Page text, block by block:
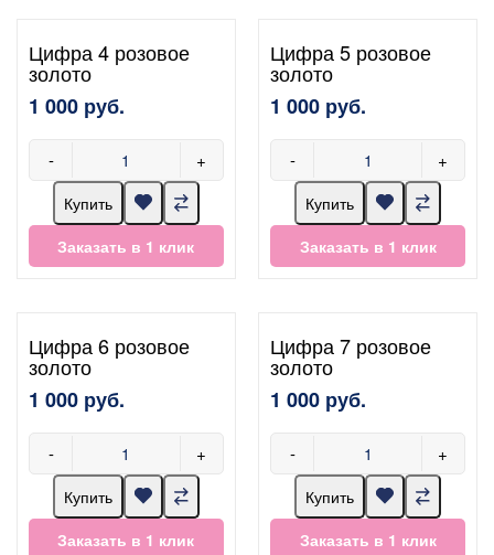
Цифра 4 розовое
золото
1 000 руб.
- +
Купить
Заказать в 1 клик
Цифра 5 розовое
золото
1 000 руб.
- +
Купить
Заказать в 1 клик
Цифра 6 розовое
золото
1 000 руб.
- +
Купить
Заказать в 1 клик
Цифра 7 розовое
золото
1 000 руб.
- +
Купить
Заказать в 1 клик